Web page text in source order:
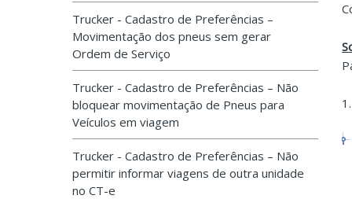
Trucker - Cadastro de Preferências –
Movimentação dos pneus sem gerar
Ordem de Serviço
Trucker - Cadastro de Preferências – Não
bloquear movimentação de Pneus para
Veículos em viagem
Trucker - Cadastro de Preferências – Não
permitir informar viagens de outra unidade
no CT-e